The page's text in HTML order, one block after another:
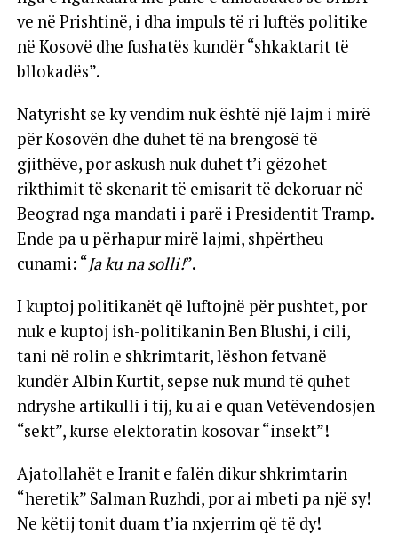
ve në Prishtinë, i dha impuls të ri luftës politike
në Kosovë dhe fushatës kundër “shkaktarit të
bllokadës”.
Natyrisht se ky vendim nuk është një lajm i mirë
për Kosovën dhe duhet të na brengosë të
gjithëve, por askush nuk duhet t’i gëzohet
rikthimit të skenarit të emisarit të dekoruar në
Beograd nga mandati i parë i Presidentit Tramp.
Ende pa u përhapur mirë lajmi, shpërtheu
cunami: “Ja ku na solli!”.
I kuptoj politikanët që luftojnë për pushtet, por
nuk e kuptoj ish-politikanin Ben Blushi, i cili,
tani në rolin e shkrimtarit, lëshon fetvanë
kundër Albin Kurtit, sepse nuk mund të quhet
ndryshe artikulli i tij, ku ai e quan Vetëvendosjen
“sekt”, kurse elektoratin kosovar “insekt”!
Ajatollahët e Iranit e falën dikur shkrimtarin
“heretik” Salman Ruzhdi, por ai mbeti pa një sy!
Ne këtij tonit duam t’ia nxjerrim që të dy!